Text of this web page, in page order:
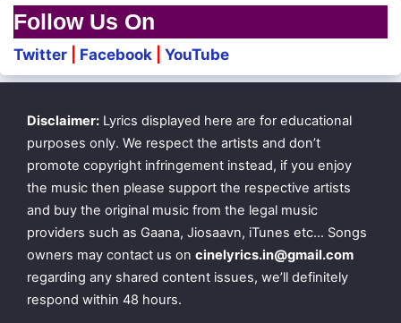
Follow Us On
Twitter Facebook YouTube
Disclaimer: Lyrics displayed here are for educational
purposes only. We respect the artists and don’t
promote copyright infringement instead, if you enjoy
the music then please support the respective artists
and buy the original music from the legal music
providers such as Gaana, Jiosaavn, iTunes etc… Songs
owners may contact us on cinelyrics.in@gmail.com
regarding any shared content issues, we’ll definitely
respond within 48 hours.